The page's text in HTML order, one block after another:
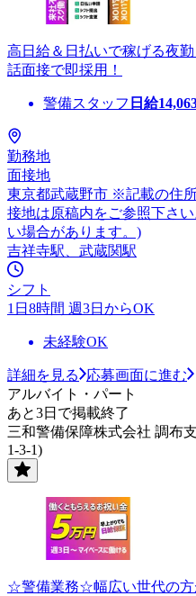
高日給＆日払いで稼げる夜
話面接で即採用！
警備スタッフ 日給
勤務地
面接地
東京都武蔵野市 ※記載の住
接地は原稿内をご参照下さ
い場合があります。)
吉祥寺駅、武蔵関駅
シフト
1日8時間 週3日からOK
未経験OK
詳細を見る
応募画面に進む
アルバイト・パート
あと3日で掲載終了
三和警備保障株式会社 調布
1-3-1)
☆警備業務☆幅広い世代の方